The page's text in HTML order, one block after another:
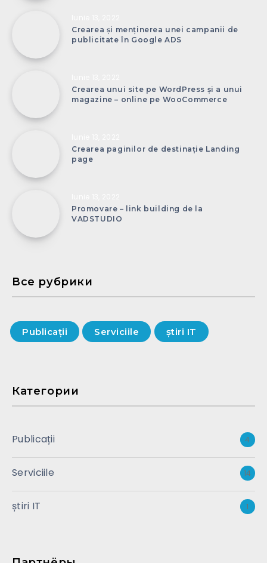
Crearea și menținerea unei campanii de
publicitate în Google ADS
Crearea unui site pe WordPress și a unui
magazine – online pe WooCommerce
Crearea paginilor de destinație Landing
page
Promovare – link building de la
VADSTUDIO
Все рубрики
Publicații Serviciile știri IT
Категории
Publicații 4
Serviciile 14
știri IT 1